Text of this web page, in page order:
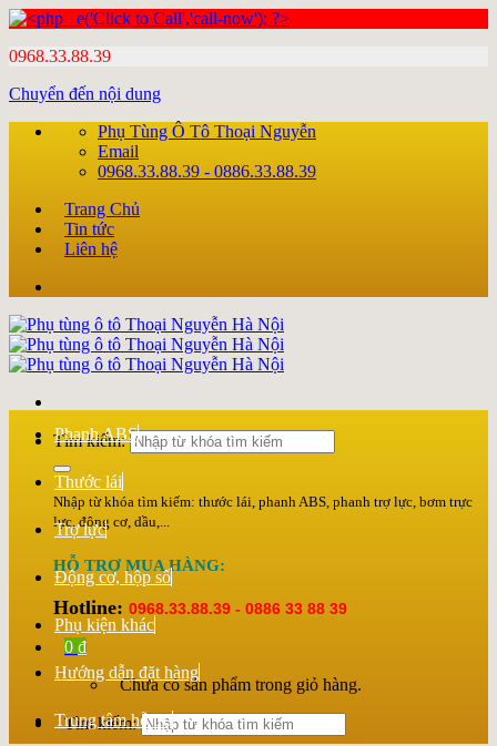
0968.33.88.39
Chuyển đến nội dung
Phụ Tùng Ô Tô Thoại Nguyễn
Email
0968.33.88.39 - 0886.33.88.39
Trang Chủ
Tin tức
Liên hệ
Tìm kiếm:
Nhập từ khóa tìm kiếm: thước lái, phanh ABS, phanh trợ lực, bơm trực
lực, động cơ, dầu,...
HỖ TRỢ MUA HÀNG:
Hotline: 0968.33.88.39 - 0886 33 88 39
0 ₫
Chưa có sản phẩm trong giỏ hàng.
Tìm kiếm:
Phanh ABS
Thước lái
Trợ lực
Động cơ, hộp số
Phụ kiện khác
Hướng dẫn đặt hàng
Trung tâm hỗ trợ